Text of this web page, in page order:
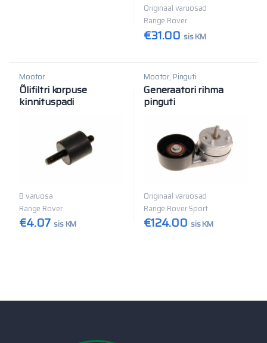
Originaal varuosad
Range Rover
€31.00 sis KM
Mootor
Õlifiltri korpuse
kinnituspadi
B varuosa
Range Rover
€4.07 sis KM
Mootor, Pinguti
Generaatori rihma
pinguti
Originaal varuosad
Range Rover Sport
€124.00 sis KM